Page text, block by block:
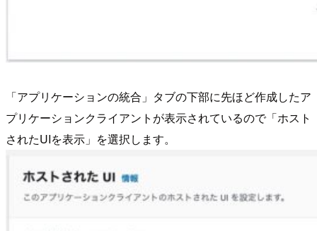
「アプリケーションの統合」タブの下部に先ほど作成したア
プリケーションクライアントが表示されているので「ホスト
されたUIを表示」を選択します。